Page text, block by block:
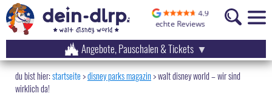
Angebote, Pauschalen & Tickets
startseite disney parks magazin>walt disney world – wir sind
wirklich da!